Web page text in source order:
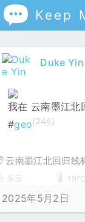
 Keep
Duke Yin
我在 云南墨江北
#geo[246]
云南墨江北回归线
多云 19℃
2025年5月2日